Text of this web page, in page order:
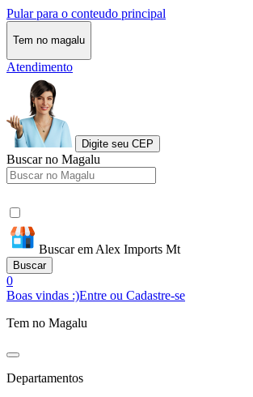
Pular para o conteudo principal
Tem no magalu
Atendimento
Digite seu CEP
Buscar no Magalu
Buscar em Alex Imports Mt
Buscar
0
Boas vindas :)Entre ou Cadastre-se
Tem no Magalu
Departamentos